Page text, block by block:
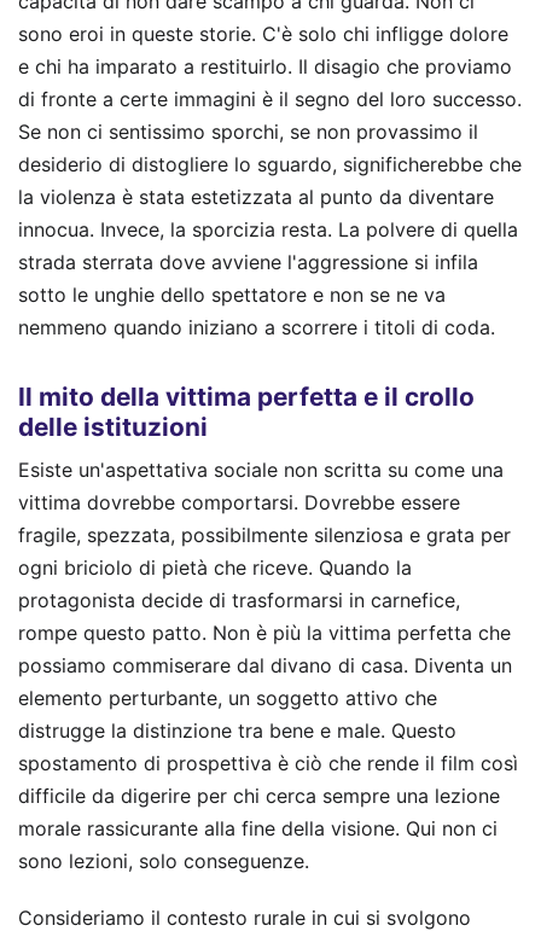
sono eroi in queste storie. C'è solo chi infligge dolore
e chi ha imparato a restituirlo. Il disagio che proviamo
di fronte a certe immagini è il segno del loro successo.
Se non ci sentissimo sporchi, se non provassimo il
desiderio di distogliere lo sguardo, significherebbe che
la violenza è stata estetizzata al punto da diventare
innocua. Invece, la sporcizia resta. La polvere di quella
strada sterrata dove avviene l'aggressione si infila
sotto le unghie dello spettatore e non se ne va
nemmeno quando iniziano a scorrere i titoli di coda.
Il mito della vittima perfetta e il crollo
delle istituzioni
Esiste un'aspettativa sociale non scritta su come una
vittima dovrebbe comportarsi. Dovrebbe essere
fragile, spezzata, possibilmente silenziosa e grata per
ogni briciolo di pietà che riceve. Quando la
protagonista decide di trasformarsi in carnefice,
rompe questo patto. Non è più la vittima perfetta che
possiamo commiserare dal divano di casa. Diventa un
elemento perturbante, un soggetto attivo che
distrugge la distinzione tra bene e male. Questo
spostamento di prospettiva è ciò che rende il film così
difficile da digerire per chi cerca sempre una lezione
morale rassicurante alla fine della visione. Qui non ci
sono lezioni, solo conseguenze.
Consideriamo il contesto rurale in cui si svolgono